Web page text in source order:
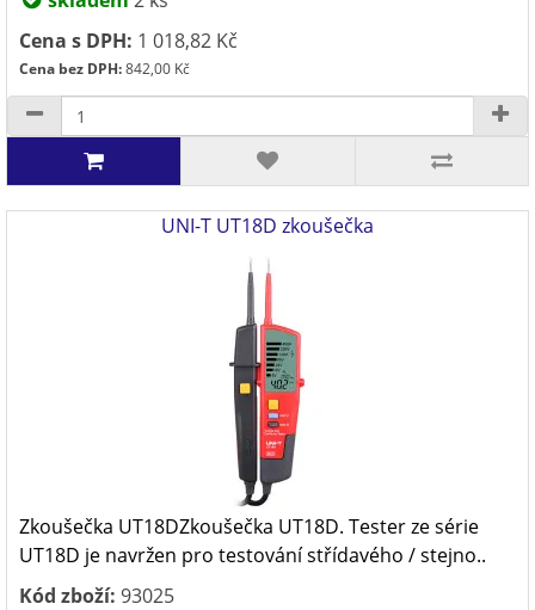
Cena s DPH: 1 018,82 Kč
Cena bez DPH:842,00 Kč
UNI-T UT18D zkoušečka
Zkoušečka UT18DZkoušečka UT18D. Tester ze série
UT18D je navržen pro testování střídavého / stejno..
Kód zboží: 93025